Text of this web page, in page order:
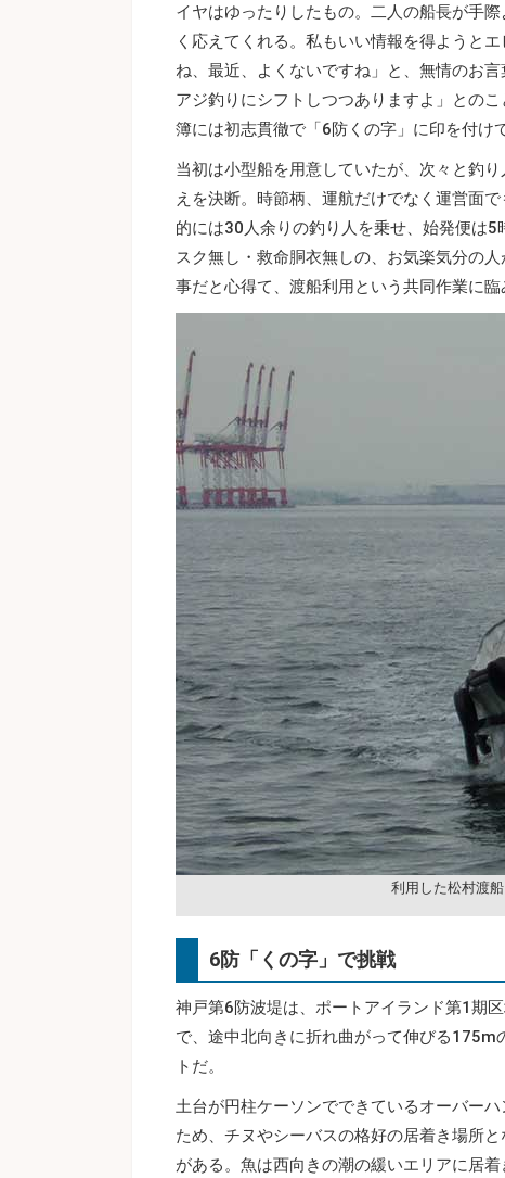
イヤはゆったりしたもの。二人の船長が手
く応えてくれる。私もいい情報を得ようと
ね、最近、よくないですね」と、無情のお
アジ釣りにシフトしつつありますよ」との
簿には初志貫徹で「6防くの字」に印を付け
当初は小型船を用意していたが、次々と釣
えを決断。時節柄、運航だけでなく運営面
的には30人余りの釣り人を乗せ、始発便は
スク無し・救命胴衣無しの、お気楽気分の
事だと心得て、渡船利用という共同作業に臨
利用した松村渡船
6防「くの字」で挑戦
神戸第6防波堤は、ポートアイランド第1期
で、途中北向きに折れ曲がって伸びる
トだ。
土台が円柱ケーソンでできているオーバー
ため、チヌやシーバスの格好の居着き場所
がある。魚は西向きの潮の緩いエリアに居